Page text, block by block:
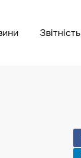
Звітність